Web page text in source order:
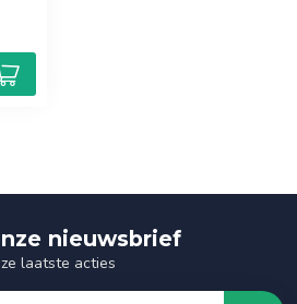
nieuwsbrief
laatste acties